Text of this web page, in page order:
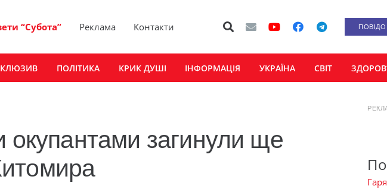
“Субота” Реклама Контакти
ПОЛІТИКА КРИК ДУШІ ІНФОРМАЦІЯ УКРАЇНА СВІТ
окупантами загинули ще